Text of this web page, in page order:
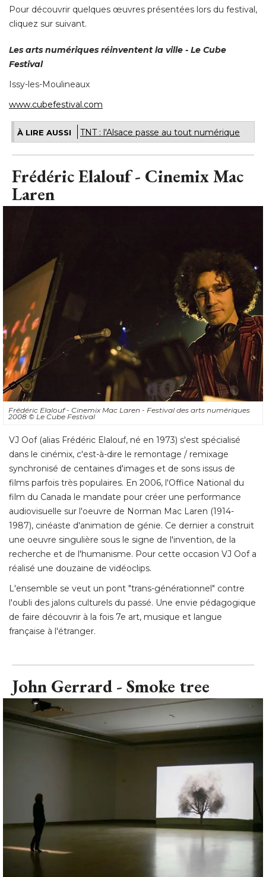
Pour découvrir quelques œuvres présentées lors du festival,
cliquez sur suivant.
Les arts numériques réinventent la ville - Le Cube
Festival
Issy-les-Moulineaux
www.cubefestival.com
À LIRE AUSSI TNT : l'Alsace passe au tout numérique
Frédéric Elalouf - Cinemix Mac
Laren
Frédéric Elalouf - Cinemix Mac Laren - Festival des arts numériques
2008 © Le Cube Festival
VJ Oof (alias Frédéric Elalouf, né en 1973) s'est spécialisé
dans le cinémix, c'est-à-dire le remontage / remixage
synchronisé de centaines d'images et de sons issus de
films parfois très populaires. En 2006, l'Office National du
film du Canada le mandate pour créer une performance
audiovisuelle sur l'oeuvre de Norman Mac Laren (1914-
1987), cinéaste d'animation de génie. Ce dernier a construit
une oeuvre singulière sous le signe de l'invention, de la
recherche et de l'humanisme. Pour cette occasion VJ Oof a
réalisé une douzaine de vidéoclips.
L'ensemble se veut un pont "trans-générationnel" contre
l'oubli des jalons culturels du passé. Une envie pédagogique
de faire découvrir à la fois 7e art, musique et langue
française à l'étranger.
John Gerrard - Smoke tree